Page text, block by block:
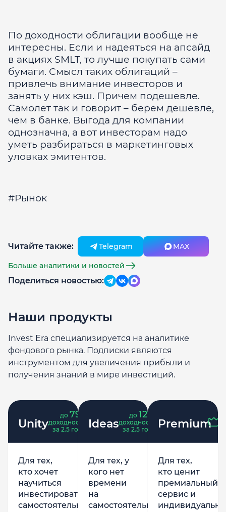
По доходности облигации вообще не
интересны. Если и надеяться на апсайд
в акциях SMLT, то лучше покупать сами
бумаги. Смысл таких облигаций –
привлечь внимание инвесторов и
занять у них кэш. Причем подешевле.
Самолет так и говорит – берем дешевле,
чем в банке. Выгода для компании
однозначна, а вот инвесторам надо
уметь разбираться в маркетинговых
уловках эмитентов.
#Рынок
Читайте также: Telegram MAX
Больше аналитики и новостей
Поделиться новостью:
Наши продукты
Invest Era специализируется на аналитике
фондового рынка. Подписки являются
инструментом для увеличения прибыли и
получения знаний в мире инвестиций.
Unity
до 79
доходность
за 2.5 года
Для тех,
кто хочет
научиться
инвестировать
самостоятельно,
Ideas
до 121
доходность
за 2.5 года
Для тех, у
кого нет
времени
на
самостоятельную
Premium
Для тех,
кто ценит
премиальный
сервис и